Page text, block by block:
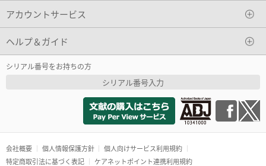
アカウントサービス
ヘルプ＆ガイド
シリアル番号をお持ちの方
シリアル番号入力
会社概要 個人情報保護方針
個人向けサービス利用規約
特定商取引法に基づく表記
ケアネットポイント連携利用規約